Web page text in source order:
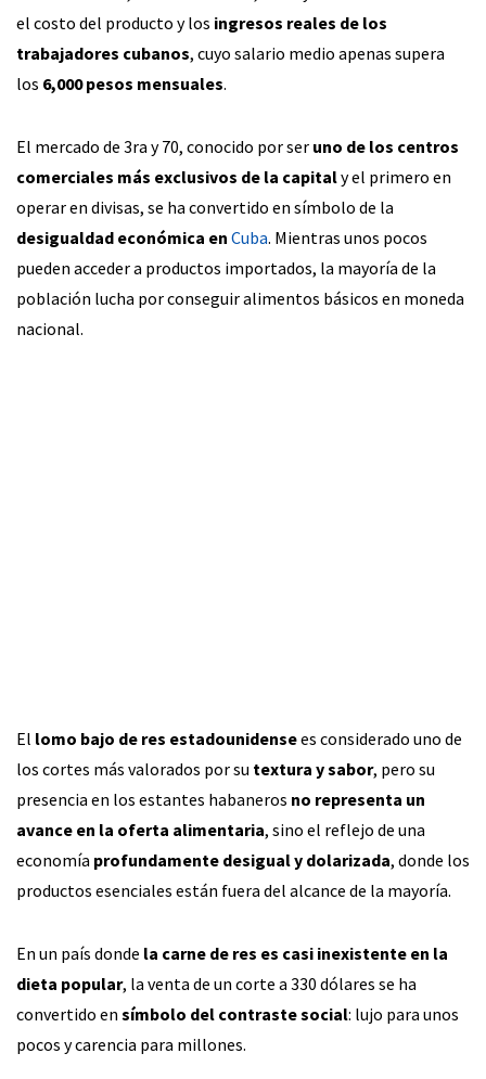
el costo del producto y los ingresos reales de los
trabajadores cubanos, cuyo salario medio apenas supera
los 6,000 pesos mensuales.
El mercado de 3ra y 70, conocido por ser uno de los centros
comerciales más exclusivos de la capitaly el primero en
operar en divisas, se ha convertido en símbolo de la
desigualdad económica en Cuba. Mientras unos pocos
pueden acceder a productos importados, la mayoría de la
población lucha por conseguir alimentos básicos en moneda
nacional.
El lomo bajo de res estadounidensees considerado uno de
los cortes más valorados por su textura y sabor, pero su
presencia en los estantes habaneros no representa un
avance en la oferta alimentaria, sino el reflejo de una
economía profundamente desigual y dolarizada, donde los
productos esenciales están fuera del alcance de la mayoría.
En un país donde la carne de res es casi inexistente en la
dieta popular, la venta de un corte a 330 dólares se ha
convertido en símbolo del contraste social: lujo para unos
pocos y carencia para millones.